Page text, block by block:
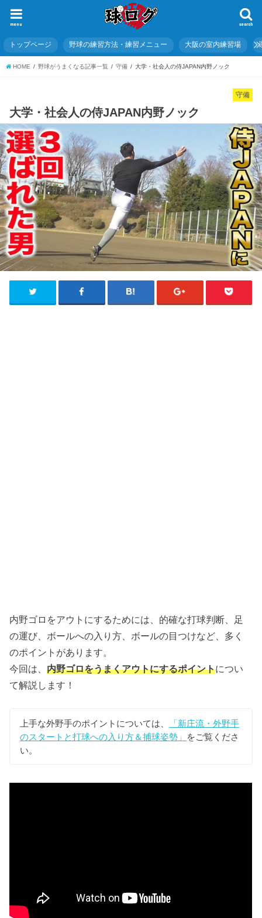
search
menu
トップページ 野球の練習方法・練習メニュー 大阪の室内練習場
HOME 野球がうまくなる記事一覧 守備 大学・社会人の侍JAPAN内野ノック
守備
大学・社会人の侍JAPAN内野ノック
内野ゴロをアウトにするためには、的確な打球判断、足
の運び、ボールへの入り方、ボールの目つけなど、多く
のポイントがあります。
今回は、内野ゴロをうまくアウトにするポイントについ
て解説します！
上手な外野手のポイントについては、
「新庄流・外野手
のスタートと打球への入り方＆捕球姿勢」
をご覧くださ
い。